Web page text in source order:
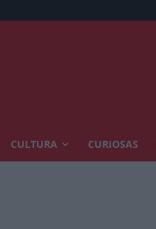
Un
CULTURA CURIOSAS